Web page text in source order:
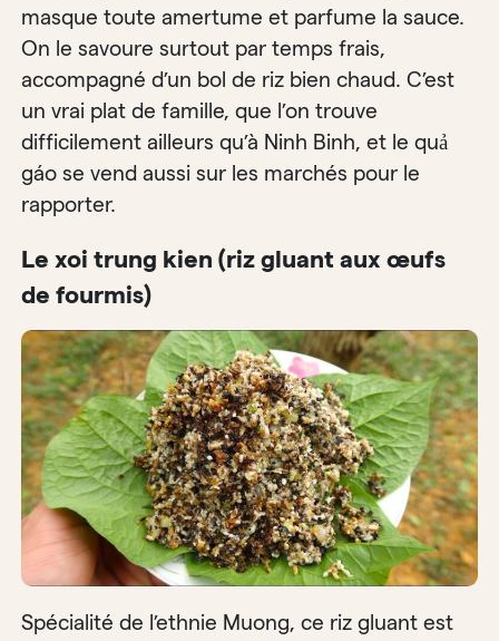
masque toute amertume et parfume la sauce.
On le savoure surtout par temps frais,
accompagné d’un bol de riz bien chaud. C’est
un vrai plat de famille, que l’on trouve
difficilement ailleurs qu’à Ninh Binh, et le quả
gáo se vend aussi sur les marchés pour le
rapporter.
Le xoi trung kien (riz gluant aux œufs
de fourmis)
Spécialité de l’ethnie Muong, ce riz gluant est